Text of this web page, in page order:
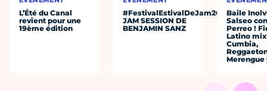
L’Été du Canal
revient pour une
19ème édition
#FestivalEstivalDeJam2026
JAM SESSION DE
BENJAMIN SANZ
Baile
Salseo
Perreo !
Latino mix
Cumbia,
Merengue